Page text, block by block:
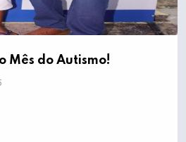
Mês do Autismo!